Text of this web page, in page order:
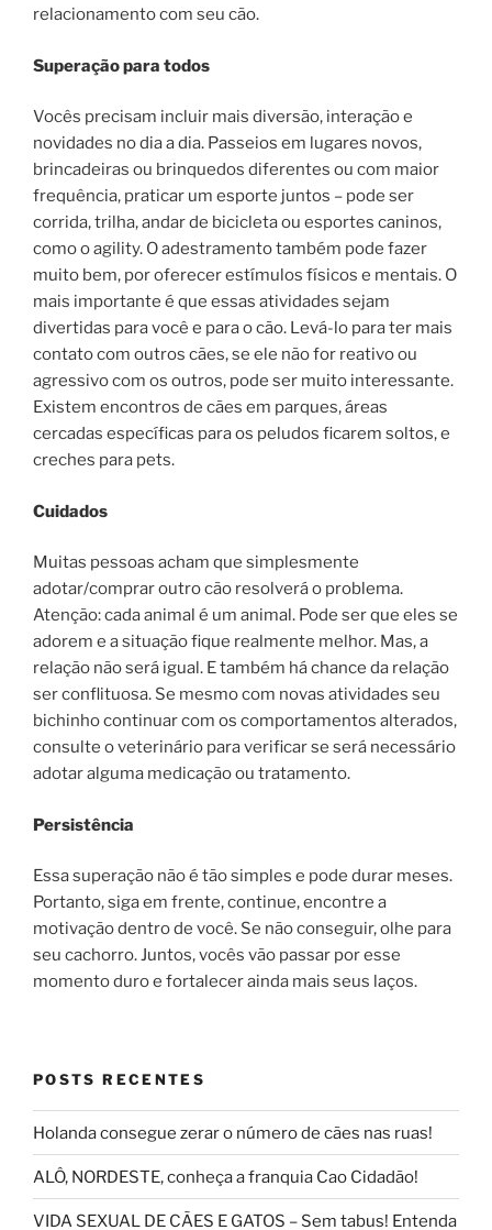
relacionamento com seu cão.
Superação para todos
Vocês precisam incluir mais diversão, interação e
novidades no dia a dia. Passeios em lugares novos,
brincadeiras ou brinquedos diferentes ou com maior
frequência, praticar um esporte juntos – pode ser
corrida, trilha, andar de bicicleta ou esportes caninos,
como o agility. O adestramento também pode fazer
muito bem, por oferecer estímulos físicos e mentais. O
mais importante é que essas atividades sejam
divertidas para você e para o cão. Levá-lo para ter mais
contato com outros cães, se ele não for reativo ou
agressivo com os outros, pode ser muito interessante.
Existem encontros de cães em parques, áreas
cercadas específicas para os peludos ficarem soltos, e
creches para pets.
Cuidados
Muitas pessoas acham que simplesmente
adotar/comprar outro cão resolverá o problema.
Atenção: cada animal é um animal. Pode ser que eles se
adorem e a situação fique realmente melhor. Mas, a
relação não será igual. E também há chance da relação
ser conflituosa. Se mesmo com novas atividades seu
bichinho continuar com os comportamentos alterados,
consulte o veterinário para verificar se será necessário
adotar alguma medicação ou tratamento.
Persistência
Essa superação não é tão simples e pode durar meses.
Portanto, siga em frente, continue, encontre a
motivação dentro de você. Se não conseguir, olhe para
seu cachorro. Juntos, vocês vão passar por esse
momento duro e fortalecer ainda mais seus laços.
POSTS RECENTES
Holanda consegue zerar o número de cães nas ruas!
ALÔ, NORDESTE, conheça a franquia Cao Cidadão!
VIDA SEXUAL DE CÃES E GATOS – Sem tabus! Entenda